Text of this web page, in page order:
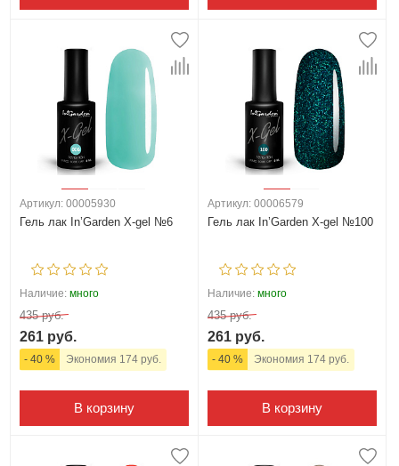
Артикул: 00005930
Гель лак In’Garden X-gel №6
Наличие: много
435 руб.
261 руб.
- 40 % Экономия 174 руб.
В корзину
Артикул: 00006579
Гель лак In’Garden X-gel №100
Наличие: много
435 руб.
261 руб.
- 40 % Экономия 174 руб.
В корзину